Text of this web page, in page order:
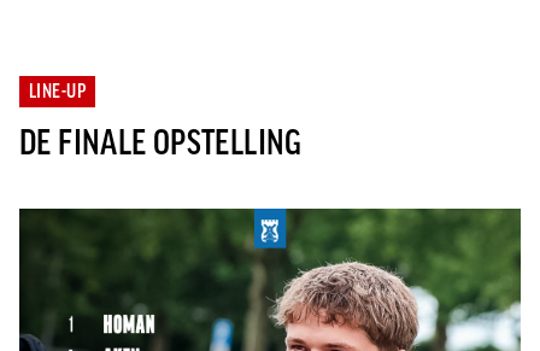
LINE-UP
DE FINALE OPSTELLING